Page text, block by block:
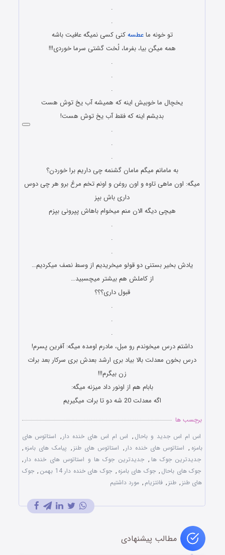
.
.
تو خونه ماعطسهکنی کسی نمیگه عافیت باشه
همه میگن بیا، بفرما، لُخت گشتی سرما خوردی!!!
.
.
.
یخچال ما خوبیش اینه که همیشه آب یخ توش هست
بدیشم اینه که فقط آب یخ توش هست!
.
.
.
به مامانم میگم مامان گشنمه چی داریم برا خوردن؟
میگه: اون ماهی تاوه و اون روغن و اونم تخم مرغ برو هر چی دوس
داری باش بپز
هیچی دیگه الان منم میخوام باهاش پپرونی بپزم
.
.
.
یادش بخیر بستنی دو قولو میخریدیم از وسط نصف میکردیم…
از کاملش هم بیشتر میچسبید…
قبول داری؟؟؟
.
.
.
ﺩﺍﺷﺘﻢ ﺩﺭﺱ ﻣﯿﺨﻮﻧﺪﻡ ﺭﻭ ﻣﺒﻞ، ﻣﺎﺩﺭﻡ ﺍﻭﻣﺪﻩ ﻣﯿﮕﻪ: آﻓﺮﯾﻦ ﭘﺴﺮﻡ!
ﺩﺭﺱ ﺑﺨﻮﻥ ﻣﻌﺪﻟﺖ ﺑﺎﻻ ﺑﯿﺎﺩ ﺑﺮﯼ ﺍﺭﺷﺪ ﺑﻌﺪﺵ ﺑﺮﯼ ﺳﺮکار بعد ﺑﺮﺍﺕ
ﺯﻥ ﺑﯿﮕﺮﻡ!!!
ﺑﺎﺑﺎﻡ ﻫﻢ ﺍﺯ ﺍﻭﻧﻮﺭ ﺩﺍﺩ ﻣﯿﺰﻧﻪ ﻣﯿﮕﻪ:
ﺍﮔﻪ ﻣﻌﺪﻟﺖ 20 ﺷﻪ ﺩﻭ ﺗﺎ ﺑﺮﺍﺕ ﻣﯿﮕﯿﺮﯾﻢ
برچسب ها
اس ام اس جدید و باحال , اس ام اس های خنده دار , استاتوس های
بامزه , استاتوس های خنده دار , استاتوس های طنز , پیامک های بامزه ,
جدیدترین جوک ها , جدیدترین جوک ها و استاتوس های خنده دار ,
جوک های باحال , جوک های بامزه , جوک های خنده دار 14 بهمن , جوک
های طنز , طنز , فانتزیام , مورد داشتیم
مطالب پیشنهادی